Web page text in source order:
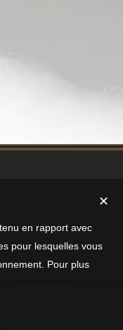
✕
en rapport avec
pour lesquelles vous
Pour plus